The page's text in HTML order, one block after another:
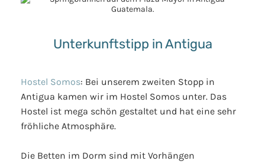
Unterkunftstipp in Antigua
Hostel Somos: Bei unserem zweiten Stopp in
Antigua kamen wir im Hostel Somos unter. Das
Hostel ist mega schön gestaltet und hat eine sehr
fröhliche Atmosphäre.
Die Betten im Dorm sind mit Vorhängen